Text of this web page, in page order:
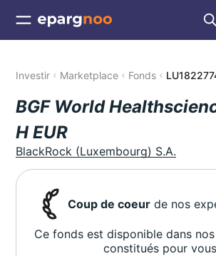
Investir Marketplace Fonds
BGF World
H EUR
BlackRock (Luxembourg) S.A.
Coup de coeur de nos
Ce fonds est disponible dans
constitués pour vous